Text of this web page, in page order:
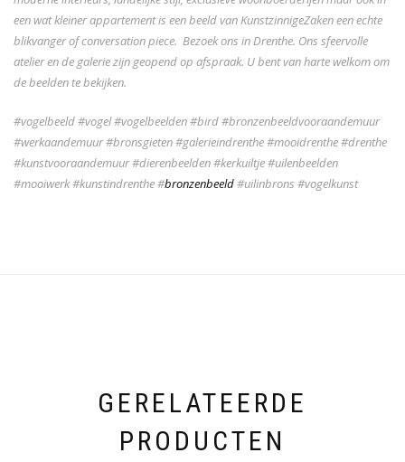
een wat kleiner appartement is een beeld van KunstzinnigeZaken een echte
blikvanger of conversation piece. Bezoek ons in Drenthe. Ons sfeervolle
atelier en de galerie zijn geopend op afspraak. U bent van harte welkom om
de beelden te bekijken.
#vogelbeeld #vogel #vogelbeelden #bird #bronzenbeeldvooraandemuur
#werkaandemuur #bronsgieten #galerieindrenthe #mooidrenthe #drenthe
#kunstvooraandemuur #dierenbeelden #kerkuiltje #uilenbeelden
#mooiwerk #kunstindrenthe #bronzenbeeld#uilinbrons #vogelkunst
GERELATEERDE
PRODUCTEN